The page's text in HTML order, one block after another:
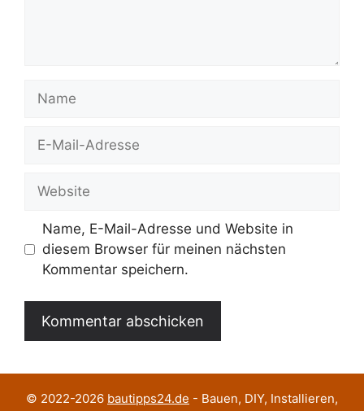
Name
Website
Name, E-Mail-Adresse und Website in
diesem Browser für meinen nächsten
Kommentar speichern.
© 2022-2026 bautipps24.de - Bauen, DIY, Installieren,